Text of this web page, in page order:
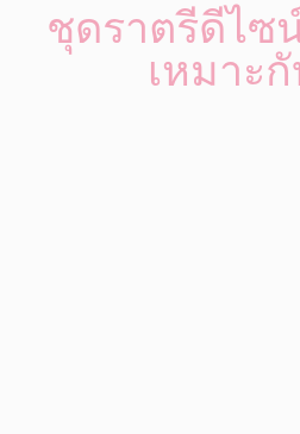
ชุดราตรีดีไซ
เหมาะ